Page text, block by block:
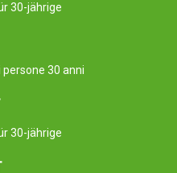
30-jährige
persone 30 anni
30-jährige